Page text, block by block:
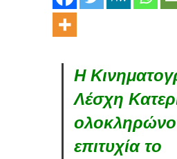
Η
Λέσχη
επιτυχία το